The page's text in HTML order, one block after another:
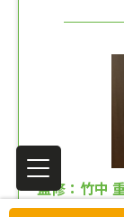
監修：竹中